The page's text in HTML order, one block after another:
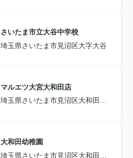
さいたま市立大谷中学校
埼玉県さいたま市見沼区大字大谷
マルエツ大宮大和田店
埼玉県さいたま市見沼区大和田町１丁目
大和田幼稚園